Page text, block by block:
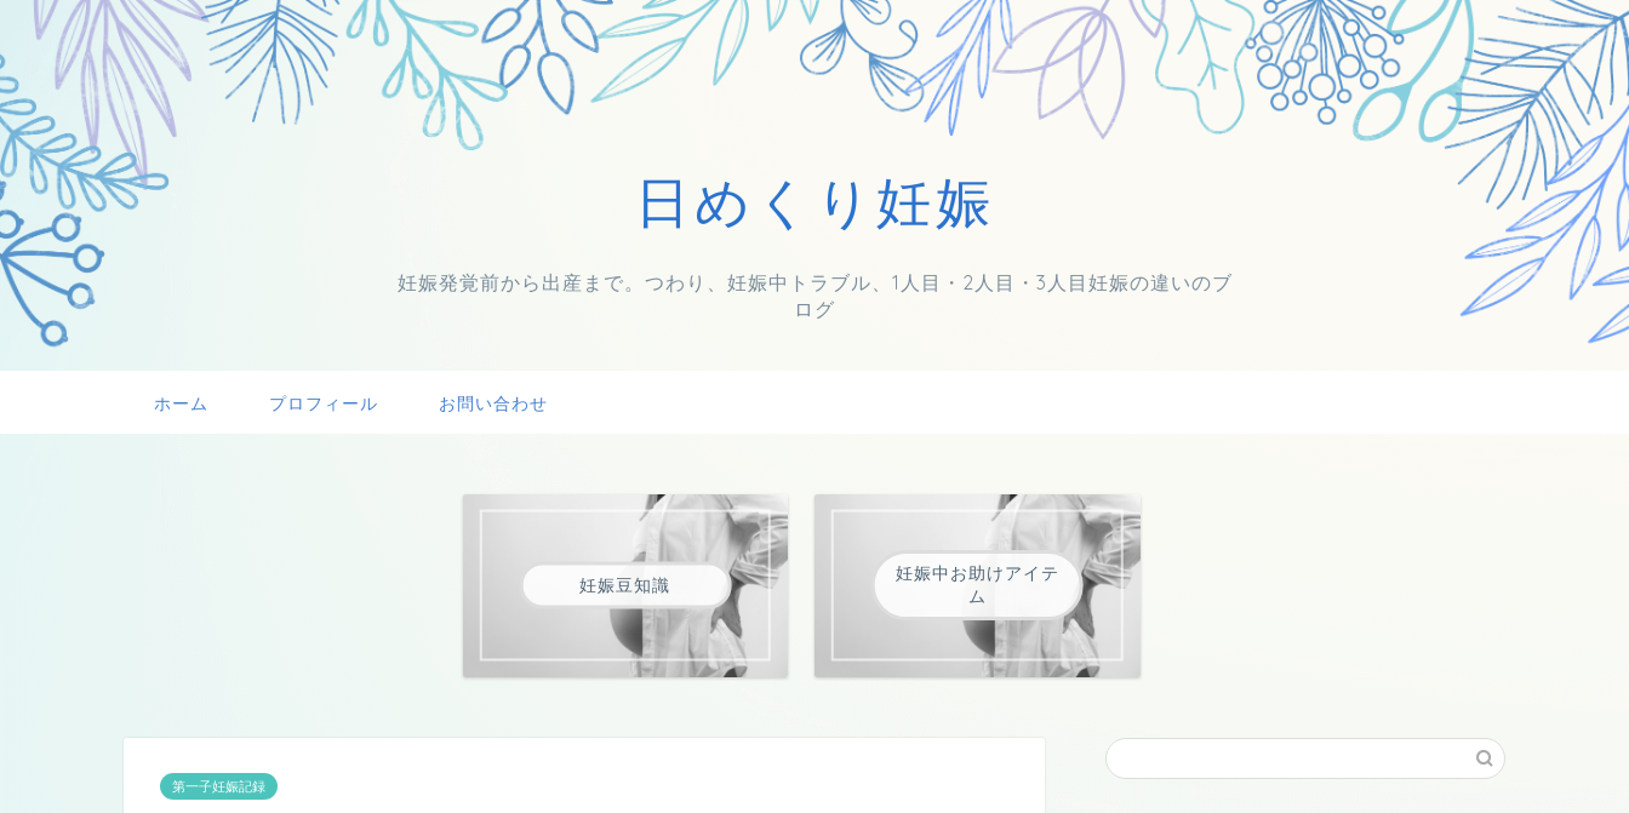
日めくり妊娠
妊娠発覚前から出産まで。つわり、妊娠中トラブル、1人目・2人目・3人目妊娠の違いのブ
ログ
ホーム プロフィール お問い合わせ
妊娠豆知識
妊娠中お助けアイテ
ム
第一子妊娠記録